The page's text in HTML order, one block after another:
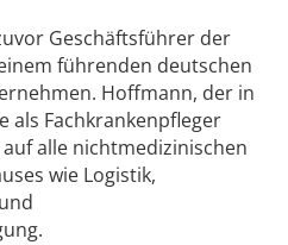
Geschäftsführer der
führenden deutschen
Hoffmann, der in
als Fachkrankenpfleger
alle nichtmedizinischen
wie Logistik,